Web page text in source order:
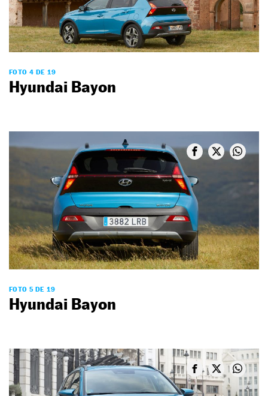
FOTO 4 DE 19
Hyundai Bayon
FOTO 5 DE 19
Hyundai Bayon